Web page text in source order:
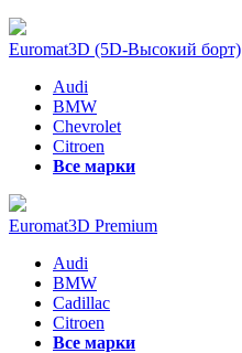
Euromat3D (5D-Высокий борт)
Audi
BMW
Chevrolet
Citroen
Все марки
Euromat3D Premium
Audi
BMW
Cadillac
Citroen
Все марки